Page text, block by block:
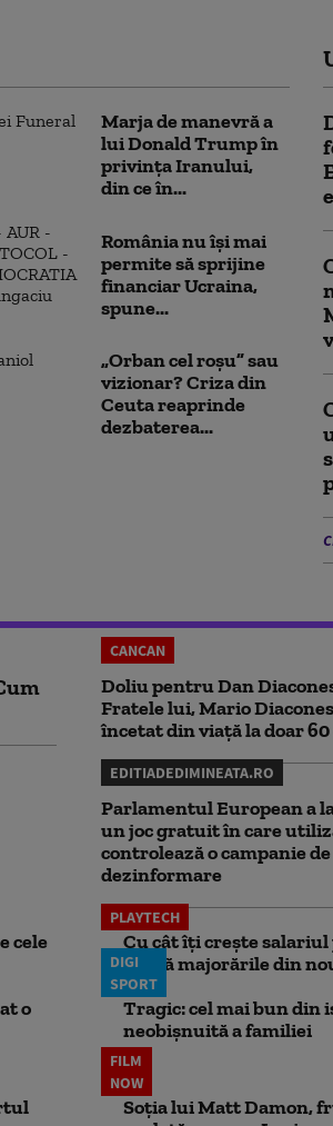
Marja de manevră a
lui Donald Trump în
privința Iranului,
din ce în...
România nu își mai
permite să sprijine
financiar Ucraina,
spune...
„Orban cel roșu” sau
vizionar? Criza din
Ceuta reaprinde
dezbaterea...
CANCAN
Doliu pentru Dan
Fratele lui, Mario
încetat din viață la doar 60
EDITIADEDIMINEATA.RO
Parlamentul European a
un joc gratuit în care
controlează o campanie de
dezinformare
cele
PLAYTECH
Cu cât îți crește
aplică majorările din
o
DIGI
SPORT
Tragic: cel mai bun din
neobișnuită a familiei
FILM
NOW
Soția lui Matt Damon,